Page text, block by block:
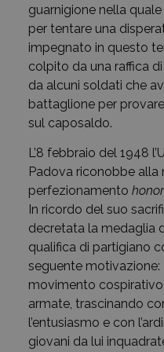
guarnigione nella
per tentare una
impegnato in questo
colpito da una raffica
da alcuni soldati che
battaglione per
sul caposaldo.
L’8 febbraio del 1948
Padova riconobbe alla
perfezionamento
In ricordo del suo
decretata la medaglia
qualifica di partigiano
seguente motivazione:
movimento
armate, trascinando
l’entusiasmo e con
giovani da lui